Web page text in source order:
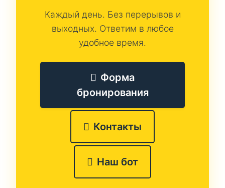
Каждый день. Без перерывов и
выходных. Ответим в любое
удобное время.
Форма
бронирования
Контакты
Наш бот